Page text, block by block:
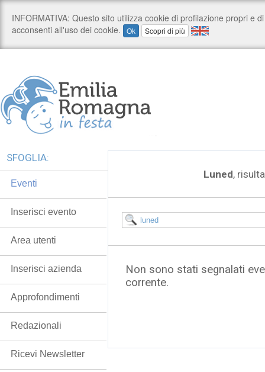
Luned,
Non sono stati segnalati
corrente.
SFOGLIA:
Eventi
Inserisci evento
Area utenti
Inserisci azienda
Approfondimenti
Redazionali
Ricevi Newsletter